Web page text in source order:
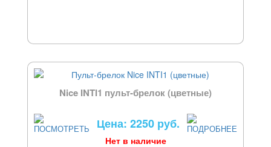
Nice INTI1 пульт-брелок (цветные)
Цена: 2250 руб.
Нет в наличие